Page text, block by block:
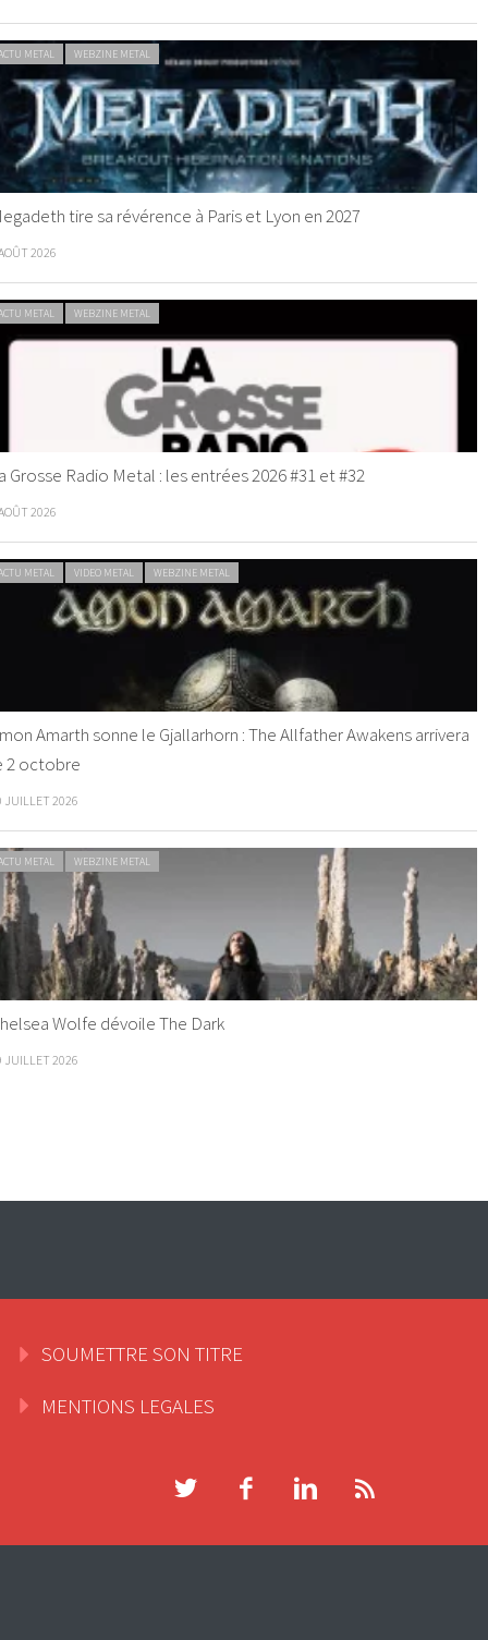
METAL WEBZINE METAL
tire sa révérence à Paris et Lyon en 2027
2026
METAL WEBZINE METAL
Grosse Radio Metal : les entrées 2026 #31 et #32
2026
METAL VIDEO METAL WEBZINE METAL
Amarth sonne le Gjallarhorn : The Allfather Awakens arrivera
2 octobre
JUILLET 2026
METAL WEBZINE METAL
Wolfe dévoile The Dark
JUILLET 2026
SOUMETTRE SON TITRE
MENTIONS LEGALES